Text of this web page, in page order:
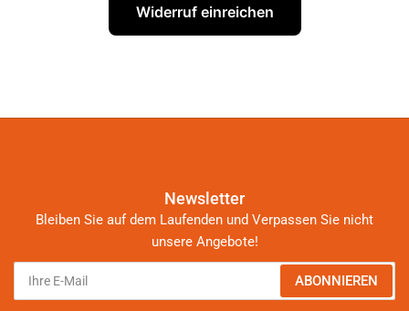
Widerruf einreichen
Newsletter
Bleiben Sie auf dem Laufenden und Verpassen Sie nicht
unsere Angebote!
Ihre
Mail
ABONNIEREN